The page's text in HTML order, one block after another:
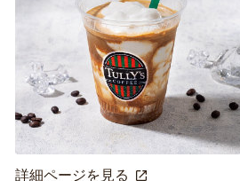
詳細ページを見る